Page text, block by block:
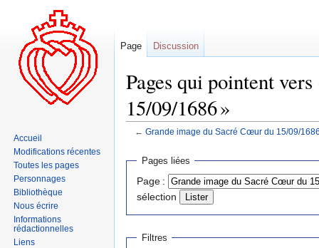
Pages qui pointent
15/09/1686 »
← Grande image du Sacré Cœur du 15/09/
Aller
navigation
Aller
recherche
Pages liées
Page :
sélection
Filtres
Page Discussion
Accueil
Modifications récentes
Toutes les pages
Personnages
Bibliothèque
Nous écrire
Informations
rédactionnelles
Liens